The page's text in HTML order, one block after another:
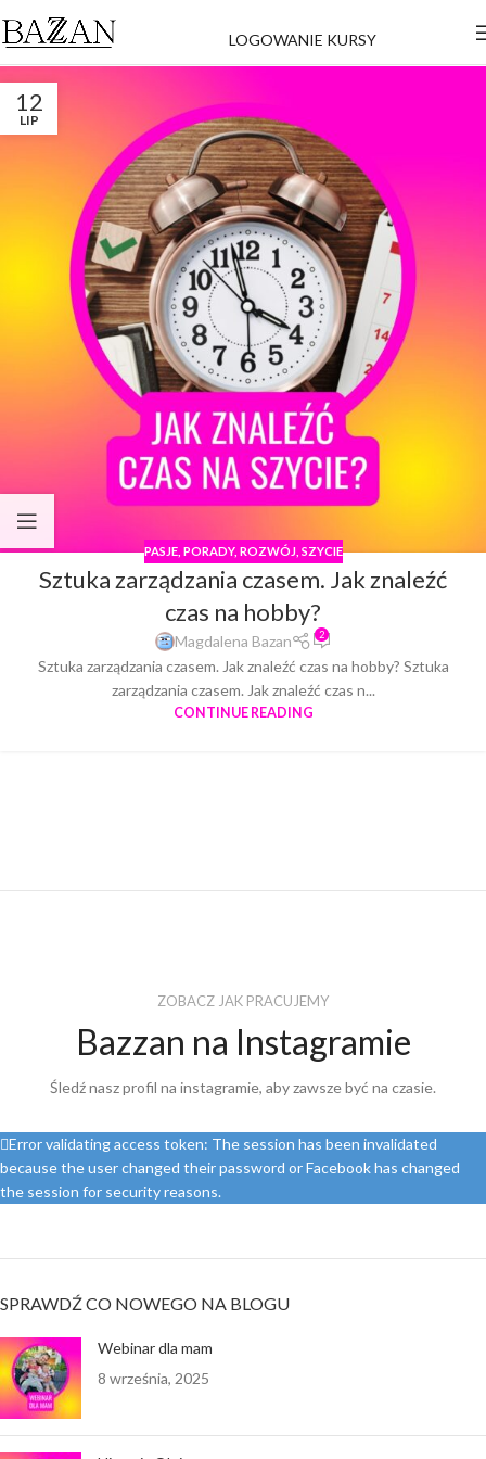
LOGOWANIE KURSY
12
LIP
PASJE, PORADY, ROZWÓJ, SZYCIE
Sztuka zarządzania czasem. Jak znaleźć
czas na hobby?
Magdalena Bazan 2
Sztuka zarządzania czasem. Jak znaleźć czas na hobby? Sztuka
zarządzania czasem. Jak znaleźć czas n...
CONTINUE READING
ZOBACZ JAK PRACUJEMY
Bazzan na Instagramie
Śledź nasz profil na instagramie, aby zawsze być na czasie.
Error validating access token: The session has been invalidated
because the user changed their password or Facebook has changed
the session for security reasons.
SPRAWDŹ CO NOWEGO NA BLOGU
Webinar dla mam
8 września, 2025